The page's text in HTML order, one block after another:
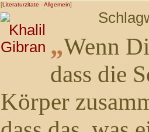
[Literaturzitate -Allgemein]
„Wenn
dass die
Körper